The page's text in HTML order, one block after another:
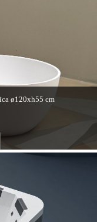
ø120xh55 cm